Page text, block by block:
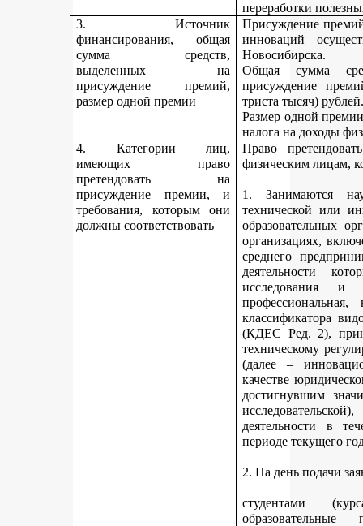
переработки
3. Источник
финансирования, общая
сумма средств,
выделенных на
присуждение премий,
размер одной премии
Присуждение
инноваций
Новосибирска.
Общая сумма
присуждение
триста тысяч)
Размер одной
налога на доходы
4. Категории лиц,
имеющих право
претендовать на
присуждение премии, и
требования, которым они
должны соответствовать
Право
физическим лицам,
1. Занимаются
технической или
образовательных
организациях,
среднего
деятельности
исследования и
классификатора
(КДЕС Ред. 2),
техническому
(далее –
качестве
достигнувшим
деятельности в
периоде текущего
2. На день подачи
студентами
образовательные